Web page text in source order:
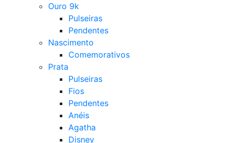
Ouro 9k
Pulseiras
Pendentes
Nascimento
Comemorativos
Prata
Pulseiras
Fios
Pendentes
Anéis
Agatha
Disney